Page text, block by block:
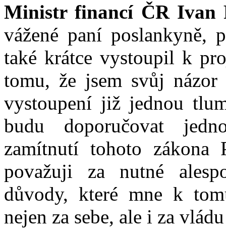
Ministr financí ČR Ivan
vážené paní poslankyně,
také krátce vystoupil k
tomu, že jsem svůj
vystoupení již jednou
budu doporučovat
zamítnutí tohoto zákona
považuji za nutné
důvody, které mne k
nejen za sebe, ale i za